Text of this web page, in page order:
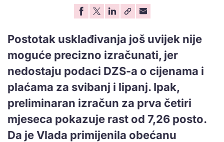
Postotak usklađivanja još uvijek nije
moguće precizno izračunati, jer
nedostaju podaci DZS-a o cijenama i
plaćama za svibanj i lipanj. Ipak,
preliminaran izračun za prva četiri
mjeseca pokazuje rast od 7,26 posto.
Da je Vlada primijenila obećanu